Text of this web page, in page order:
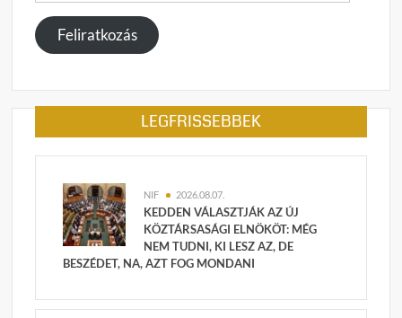
megadása
Feliratkozás
LEGFRISSEBBEK
NIF 2026.08.07.
KEDDEN VÁLASZTJÁK AZ ÚJ
KÖZTÁRSASÁGI ELNÖKÖT: MÉG
NEM TUDNI, KI LESZ AZ, DE
BESZÉDET, NA, AZT FOG MONDANI